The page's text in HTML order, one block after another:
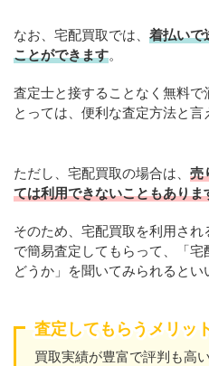
なお、宅配買取では、 着払いで
ことができます。
査定士と接することなく無料
とっては、便利な査定方法と言
ただし、宅配買取の場合は、 売
ては利用できないこともありま
そのため、宅配買取を利用さ
で簡易査定してもらって、「
どうか」を聞いてみられるとい
査定してもらうメリッ
買取実績が豊富で評判も高